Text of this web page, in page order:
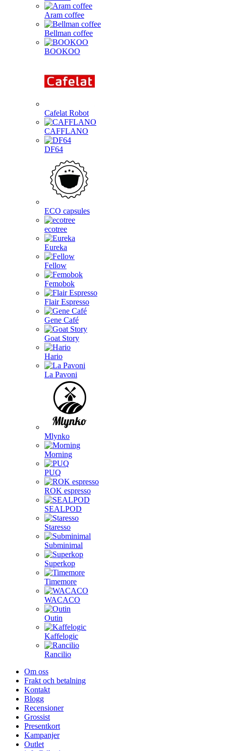
Aram coffee
Bellman coffee
BOOKOO
Cafelat Robot
CAFFLANO
DF64
ECO capsules
ecotree
Eureka
Fellow
Femobok
Flair Espresso
Gene Café
Goat Story
Hario
La Pavoni
Mlynko
Morning
PUQ
ROK espresso
SEALPOD
Staresso
Subminimal
Superkop
Timemore
WACACO
Outin
Kaffelogic
Rancilio
Om oss
Frakt och betalning
Kontakt
Blogg
Recensioner
Grossist
Presentkort
Kampanjer
Outlet